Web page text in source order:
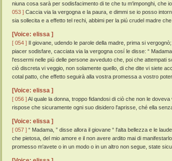
niuna cosa sarà per sodisfacimento di te che tu m'imponghi, che
053 ] Caccia via la vergogna e la paura, e dimmi se io posso
sia sollecita e a effetto tel rechi, abbimi per la piú crudel madre che
[Voice: elissa ]
[ 054 ] Il giovane, udendo le parole della madre, prima si
piacer sodisfare, cacciata via la vergogna cosí le disse: “
l'essermi nelle piú delle persone avveduto che, poi che attempati
ciò discreta vi veggio, non solamente quello, di che dite vi siete
cotal patto, che effetto seguirà alla vostra promessa a vostro
[Voice: elissa ]
[ 056 ]Al quale la donna, troppo fidandosi di ciò che non le
rispose che sicuramente ogni suo disidero l'aprisse, ché ella
[Voice: elissa ]
[ 057 ] “ Madama, ” disse allora il giovane “ l'alta bellezza e le
che pietosa, del mio amore e il non avere ardito mai di
promesso m'avete o in un modo o in un altro non segue, state